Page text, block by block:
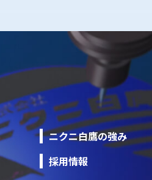
ニクニ白鷹の強み
採用情報